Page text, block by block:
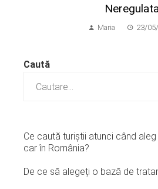
Maria 23/
Caută
Ce caută turiștii atunci când
car în România?
De ce să alegeți o bază de